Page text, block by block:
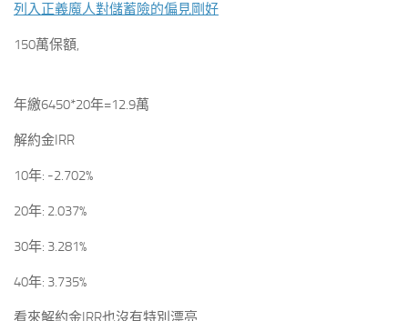
列入正義魔人對儲蓄險的偏見剛好
150萬保額,
年繳6450*20年=12.9萬
解約金IRR
10年: -2.702%
20年: 2.037%
30年: 3.281%
40年: 3.735%
看來解約金IRR也沒有特別漂亮